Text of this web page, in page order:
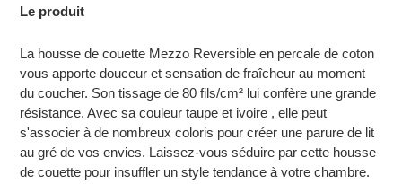
Le produit
La housse de couette Mezzo Reversible en percale de coton
vous apporte douceur et sensation de fraîcheur au moment
du coucher. Son tissage de 80 fils/cm² lui confère une grande
résistance. Avec sa couleur taupe et ivoire , elle peut
s'associer à de nombreux coloris pour créer une parure de lit
au gré de vos envies. Laissez-vous séduire par cette housse
de couette pour insuffler un style tendance à votre chambre.